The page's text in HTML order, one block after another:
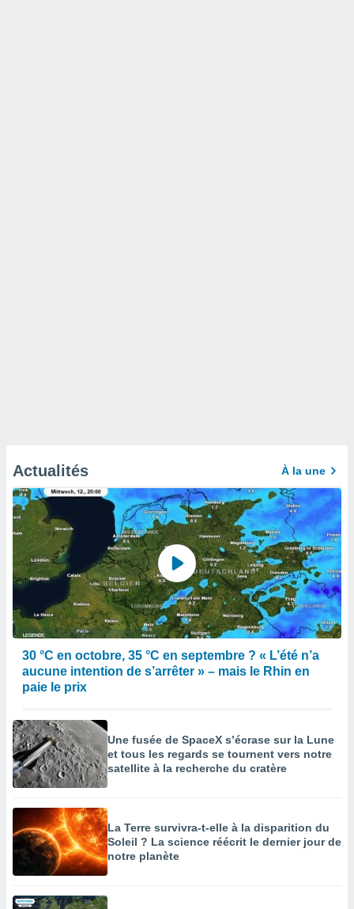
Actualités À la une
30 °C en octobre, 35 °C en septembre ? « L’été n’a
aucune intention de s’arrêter » – mais le Rhin en
paie le prix
Une fusée de SpaceX s’écrase sur la Lune
et tous les regards se tournent vers notre
satellite à la recherche du cratère
La Terre survivra-t-elle à la disparition du
Soleil ? La science réécrit le dernier jour de
notre planète